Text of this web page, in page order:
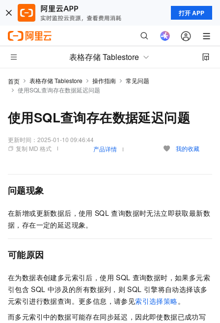
打开 APP
表格存储 Tablestore
首页 表格存储 Tablestore 操作指南
常见问题
使用SQL查询存在数据延迟问题
使用SQL查询存在数据延迟问题
更新时间： 2025-01-10 09:46:44
复制 MD 格式
产品详情 我的收藏
问题现象
在新增或更新数据后，使用 SQL 查询数据时无法立即获取最新数
据，存在一定的延迟现象。
可能原因
在为数据表创建多元索引后，使用 SQL 查询数据时，如果多元索
引包含 SQL 中涉及的所有数据列，则 SQL 引擎将自动选择该多
元索引进行数据查询。更多信息，请参见索引选择策略。
而多元索引中的数据可能存在同步延迟，因此即使数据已成功写